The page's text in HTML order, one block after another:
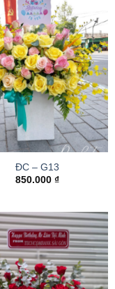
ĐC – G13
850.000 ₫